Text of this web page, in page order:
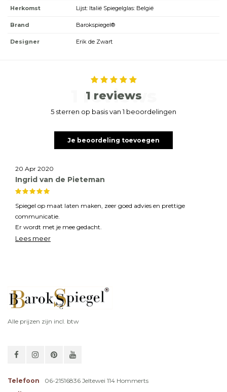
Herkomst Lijst: Italië Spiegelglas: België
Brand Barokspiegel®
Designer Erik de Zwart
1 reviews
1 reviews
5 sterren op basis van 1 beoordelingen
Je beoordeling toevoegen
20 Apr 2020
Ingrid van de Pieteman
Spiegel op maat laten maken, zeer goed advies en prettige
communicatie.
Er wordt met je mee gedacht.
Mooi spiegelglas en een mooie lijst van goede kwaliteit.
Lees meer
Alle prijzen zijn incl. btw
Telefoon
06-21516836 Jeltewei 114 Hommerts